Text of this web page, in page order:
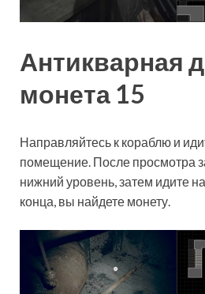
Антикварная
монета 15
Направляйтесь к кораблю и
помещение. После просмотра
нижний уровень, затем идите
конца, вы найдете монету.